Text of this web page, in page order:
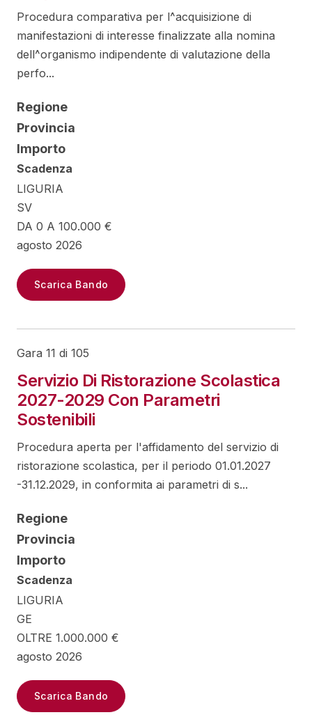
Procedura comparativa per l^acquisizione di
manifestazioni di interesse finalizzate alla nomina
dell^organismo indipendente di valutazione della
perfo...
Regione
Provincia
Importo
Scadenza
LIGURIA
SV
DA 0 A 100.000 €
agosto 2026
Scarica Bando
Gara 11 di 105
Servizio Di Ristorazione Scolastica
2027-2029 Con Parametri
Sostenibili
Procedura aperta per l'affidamento del servizio di
ristorazione scolastica, per il periodo 01.01.2027
-31.12.2029, in conformita ai parametri di s...
Regione
Provincia
Importo
Scadenza
LIGURIA
GE
OLTRE 1.000.000 €
agosto 2026
Scarica Bando